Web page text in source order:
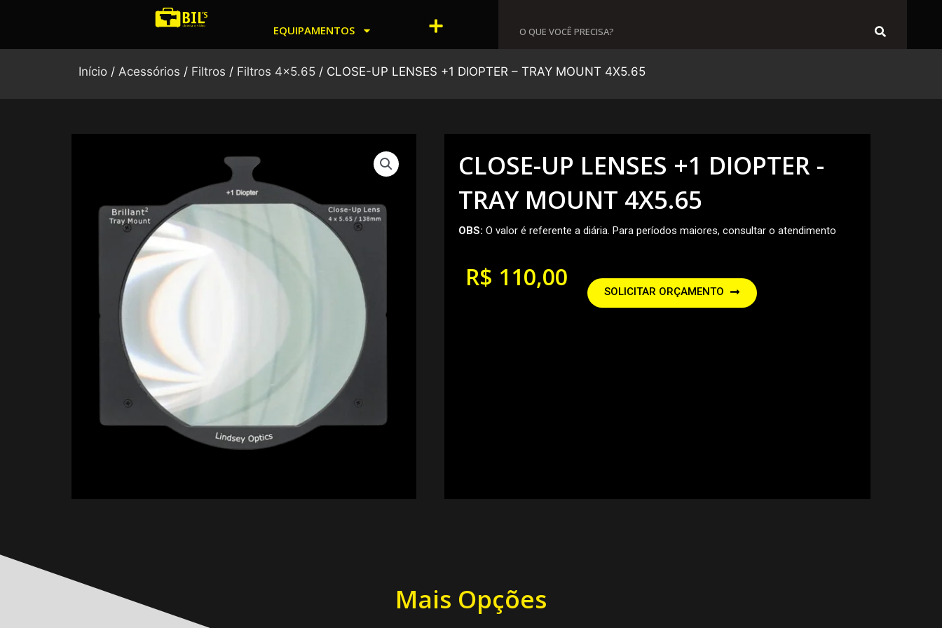
EQUIPAMENTOS
Início / Acessórios / Filtros / Filtros 4x5.65 / CLOSE-UP LENSES +1 DIOPTER – TRAY MOUNT 4X5.65
CLOSE-UP LENSES +1 DIOPTER -
TRAY MOUNT 4X5.65
OBS: O valor é referente a diária. Para períodos maiores, consultar o atendimento
R$ 110,00 SOLICITAR ORÇAMENTO
Mais Opções